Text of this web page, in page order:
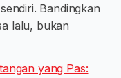
Bandingkan
lalu, bukan
yang Pas: